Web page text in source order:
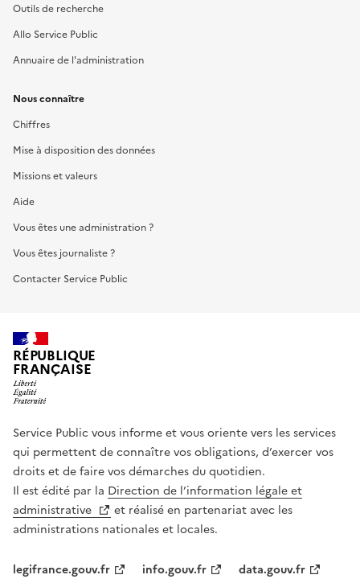
Outils de recherche
Allo Service Public
Annuaire de l'administration
Nous connaître
Chiffres
Mise à disposition des données
Missions et valeurs
Aide
Vous êtes une administration ?
Vous êtes journaliste ?
Contacter Service Public
RÉPUBLIQUE
FRANÇAISE
Service Public vous informe et vous oriente vers les services
qui permettent de connaître vos obligations, d’exercer vos
droits et de faire vos démarches du quotidien.
Il est édité par la Direction de l’information légale et
administrative
et réalisé en partenariat avec les
administrations nationales et locales.
legifrance.gouv.fr info.gouv.fr data.gouv.fr